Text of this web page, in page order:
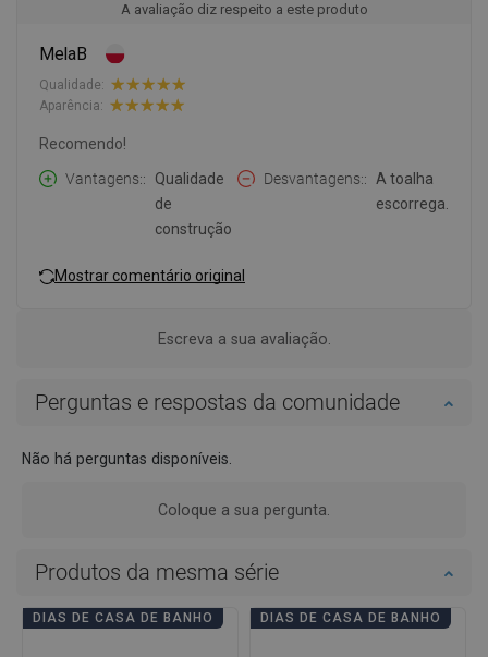
A avaliação diz respeito a este produto
MelaB
Qualidade:
Aparência:
Recomendo!
Vantagens:
Qualidade
de
construção
Desvantagens:
A toalha
escorrega.
Mostrar comentário original
Escreva a sua avaliação.
Perguntas e respostas da comunidade
Não há perguntas disponíveis.
Coloque a sua pergunta.
Produtos da mesma série
DIAS DE CASA DE BANHO DIAS DE CASA DE BANHO